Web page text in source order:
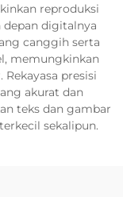
reproduksi
depan digitalnya
canggih serta
memungkinkan
Rekayasa presisi
akurat dan
teks dan gambar
sekalipun.